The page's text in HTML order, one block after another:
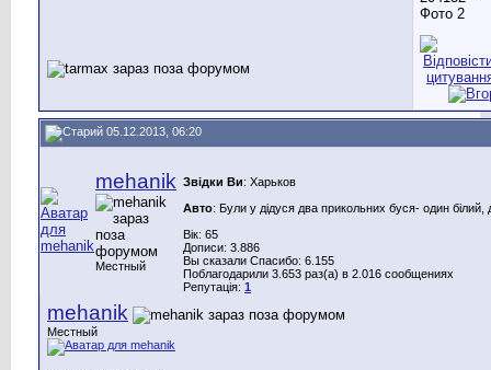
05.12.2013, 06:20
mehanik
Местный
Звідки Ви: Харьков
Авто: Були у дідуся два прикольних буся- один білий,
Вік: 65
Дописи: 3.886
Вы сказали Спасибо: 6.155
Поблагодарили 3.653 раз(а) в 2.016 сообщениях
Репутація: 1
mehanik
Местный